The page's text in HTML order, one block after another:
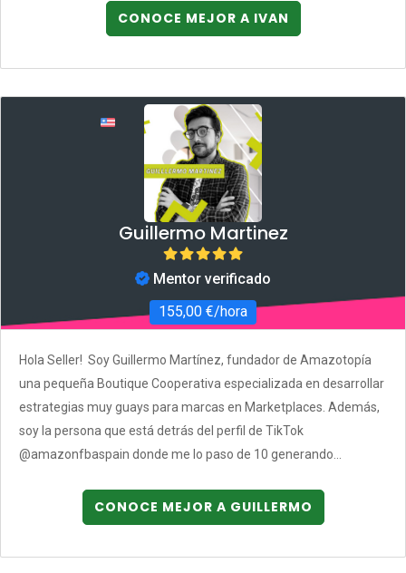
CONOCE MEJOR A IVAN
Guillermo Martinez
Mentor verificado
155,00 €/hora
Hola Seller! Soy Guillermo Martínez, fundador de Amazotopía
una pequeña Boutique Cooperativa especializada en desarrollar
estrategias muy guays para marcas en Marketplaces. Además,
soy la persona que está detrás del perfil de TikTok
@amazonfbaspain donde me lo paso de 10 generando...
CONOCE MEJOR A GUILLERMO